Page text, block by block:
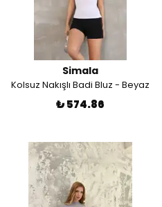
Simala
Kolsuz Nakışlı Badi Bluz - Beyaz
₺ 574.86